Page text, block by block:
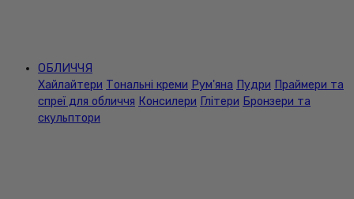
ОБЛИЧЧЯ
Хайлайтери Тональні креми Рум'яна Пудри Праймери та
спреї для обличчя Консилери Глітери Бронзери та
скульптори